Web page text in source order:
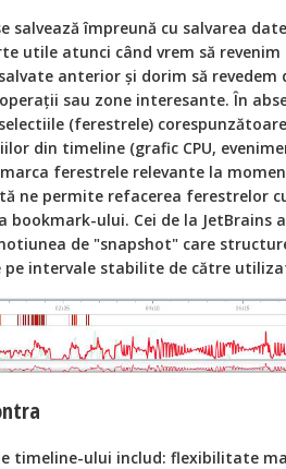
salvează împreună cu salvarea
utile atunci când vrem să
anterior şi dorim să
sau zone interesante. În
(ferestrele)
din timeline (grafic CPU,
ferestrele relevante la
ne permite refacerea ferestrelor
bookmark-ului. Cei de la JetBrains
de "snapshot" care
pe intervale stabilite de către
timeline-ului includ: flexibilitate